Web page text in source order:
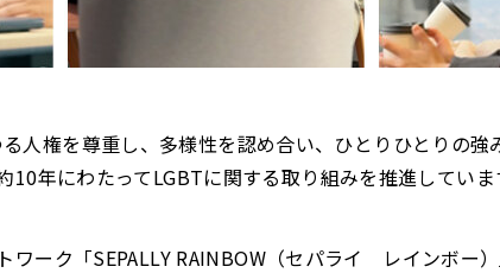
人権を尊重し、多様性を認め合い、ひとりひとりの
年にわたってLGBTに関する取り組みを推進していま
ワーク「SEPALLY RAINBOW（セパライ レインボー